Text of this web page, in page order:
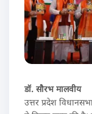
डॉ. सौरभ मालवीय
उत्तर प्रदेश